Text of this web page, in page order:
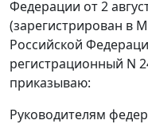
Федерации от 2
(зарегистрирован в
Российской
регистрационный N
приказываю:
Руководителям